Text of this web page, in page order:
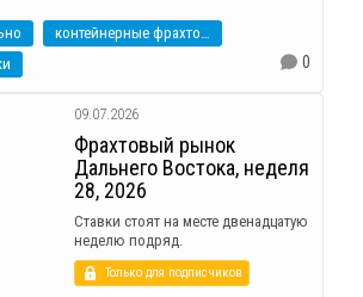
0
09.07.2026
Фрахтовый рынок
Дальнего Востока, неделя
28, 2026
Ставки стоят на месте двенадцатую
неделю подряд.
Только для подписчиков